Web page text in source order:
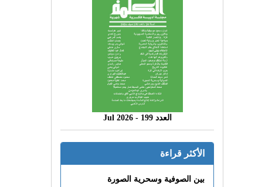
العدد 199 - 2026 Jul
الأكثر قراءة
بين الصوفية وسحرية الصورة